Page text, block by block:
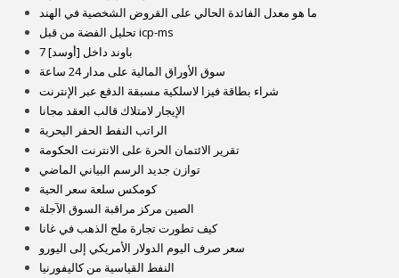
ما هو معدل الفائدة الحالي على القروض الشخصية في الهند
تحليل الفضة من قبل icp-ms
7 باوند داخل [أوسد]
سوق الأوراق المالية على مدار 24 ساعة
شراء بطاقة فيزا لاسلكية مسبقة الدفع عبر الإنترنت
الإيجار لامتلاك قالب العقد مجانا
الراتب النفط الحفر البحرية
تقرير الائتمان الحرة على الانترنت الحكومة
توازن جديد الرسم البياني الماضي
كومكس سلعة سعر الحية
الصين مركز مراقبة السوق الآجلة
كيف تطورت تجارة ملح الذهب في غانا
سعر صرف اليوم الدولار الأمريكي إلى اليورو
النفط القياسية من كاليفورنيا